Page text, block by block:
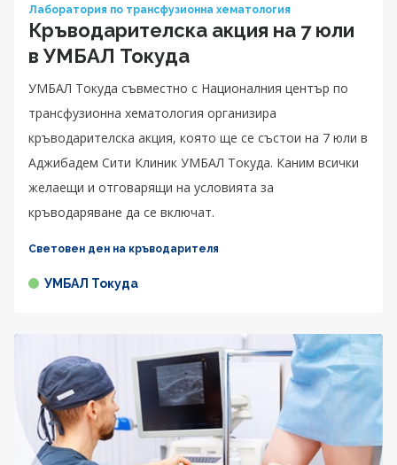
Лаборатория по трансфузионна хематология
Кръводарителска акция на 7 юли
в УМБАЛ Токуда
УМБАЛ Токуда съвместно с Националния център по
трансфузионна хематология организира
кръводарителска акция, която ще се състои на 7 юли в
Аджибадем Сити Клиник УМБАЛ Токуда. Каним всички
желаещи и отговарящи на условията за
кръводаряване да се включат.
Световен ден на кръводарителя
УМБАЛ Токуда